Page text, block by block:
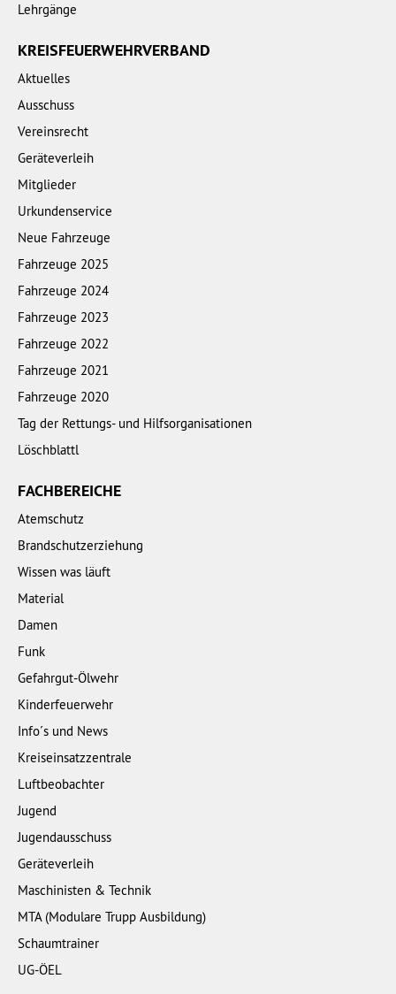
Lehrgänge
KREISFEUERWEHRVERBAND
Aktuelles
Ausschuss
Vereinsrecht
Geräteverleih
Mitglieder
Urkundenservice
Neue Fahrzeuge
Fahrzeuge 2025
Fahrzeuge 2024
Fahrzeuge 2023
Fahrzeuge 2022
Fahrzeuge 2021
Fahrzeuge 2020
Tag der Rettungs- und Hilfsorganisationen
Löschblattl
FACHBEREICHE
Atemschutz
Brandschutzerziehung
Wissen was läuft
Material
Damen
Funk
Gefahrgut-Ölwehr
Kinderfeuerwehr
Info´s und News
Kreiseinsatzzentrale
Luftbeobachter
Jugend
Jugendausschuss
Geräteverleih
Maschinisten & Technik
MTA (Modulare Trupp Ausbildung)
Schaumtrainer
UG-ÖEL